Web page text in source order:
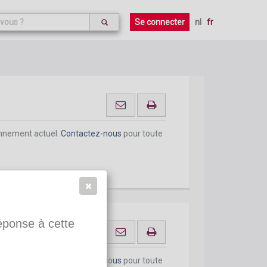
Se connecter nl fr
actuel. Contactez-nous pour toute
Contactez-nous pour toute
à cette